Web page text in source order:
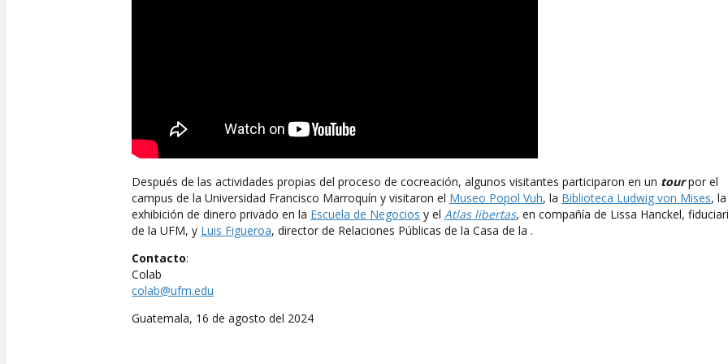
Después de las actividades propias del proceso de cocreación, algunos visitantes participaron en un tourpor el
campus de la Universidad Francisco Marroquín y visitaron el Museo Popol Vuh, la Biblioteca Ludwig von Mises, la
exhibición de dinero privado en la Escuela de Negocios y el Atlas libertas, en compañía de Lissa Hanckel,
de la UFM, y Luis Figueroa, director de Relaciones Públicas de la Casa de la .
Contacto:
Colab
colab@ufm.edu
Guatemala, 16 de agosto del 2024